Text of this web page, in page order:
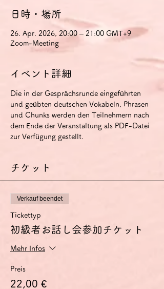
日時・場所
26. Apr. 2026, 20:00 – 21:00 GMT+9
Zoom-Meeting
イベント詳細
Die in der Gesprächsrunde eingeführten
und geübten deutschen Vokabeln, Phrasen
und Chunks werden den Teilnehmern nach
dem Ende der Veranstaltung als PDF-Datei
zur Verfügung gestellt.
チケット
Verkauf beendet
Tickettyp
初級者お話し会参加チケット
Mehr Infos
Preis
22,00 €